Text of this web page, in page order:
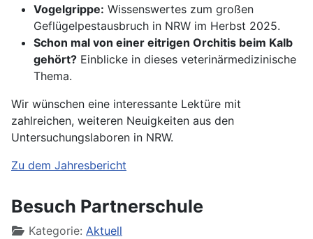
Vogelgrippe: Wissenswertes zum großen
Geflügelpestausbruch in NRW im Herbst 2025.
Schon mal von einer eitrigen Orchitis beim Kalb
gehört? Einblicke in dieses veterinärmedizinische
Thema.
Wir wünschen eine interessante Lektüre mit
zahlreichen, weiteren Neuigkeiten aus den
Untersuchungslaboren in NRW.
Zu dem Jahresbericht
Besuch Partnerschule
Kategorie: Aktuell